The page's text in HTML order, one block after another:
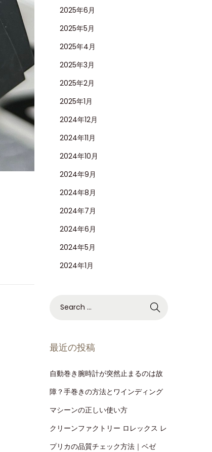
2025年6月
2025年5月
2025年4月
2025年3月
2025年2月
2025年1月
2024年12月
2024年11月
2024年10月
2024年9月
2024年8月
2024年7月
2024年6月
2024年5月
2024年1月
最近の投稿
自動巻き腕時計が突然止まるのは故
障？手巻きの方法とワインディング
マシーンの正しい使い方
クリーンファクトリー ロレックス レ
プリカの品質チェック方法｜ベゼ